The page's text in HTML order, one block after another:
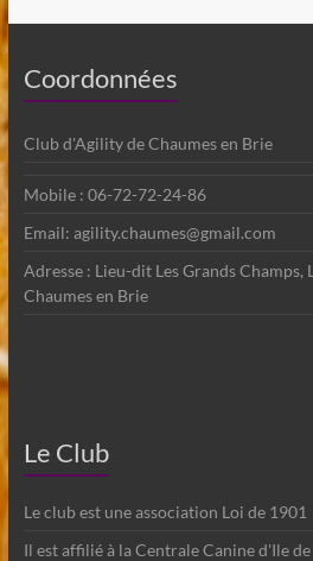
Coordonnées
Club d'Agility de Chaumes en Brie
Mobile : 06-72-72-24-86
Email: agility.chaumes@gmail.com
Adresse : Lieu-dit Les Grands Champs,
Chaumes en Brie
Le Club
Le club est une association Loi de 1901
Il est affilié à la Centrale Canine d'Ile